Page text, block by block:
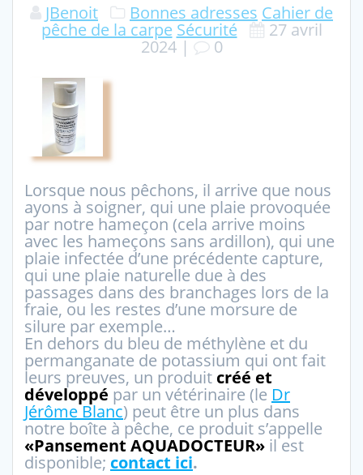
JBenoit Bonnes adresses Cahier de
pêche de la carpe Sécurité 27 avril
2024| 0
Lorsque nous pêchons, il arrive que nous
ayons à soigner, qui une plaie provoquée
par notre hameçon (cela arrive moins
avec les hameçons sans ardillon), qui une
plaie infectée d’une précédente capture,
qui une plaie naturelle due à des
passages dans des branchages lors de la
fraie, ou les restes d’une morsure de
silure par exemple…
En dehors du bleu de méthylène et du
permanganate de potassium qui ont fait
leurs preuves, un produit créé et
développé par un vétérinaire (le Dr
Jérôme Blanc) peut être un plus dans
notre boîte à pêche, ce produit s’appelle
«Pansement AQUADOCTEUR» il est
disponible; contact ici.